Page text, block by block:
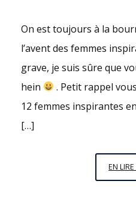
On est toujours à la
l’avent des femmes
grave, je suis sûre que
hein
. Petit rappel
12 femmes inspirantes
[…]
EN